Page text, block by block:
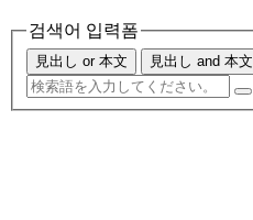
검색어 입력폼
見出し or 本文 見出し and 本文